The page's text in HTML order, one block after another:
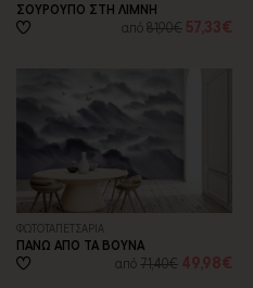
ΣΟΥΡΟΥΠΟ ΣΤΗ ΛΙΜΝΗ
από81,90€ 57,33€
ΦΩΤΟΤΑΠΕΤΣΑΡΙA
ΠΑΝΩ ΑΠΟ ΤΑ ΒΟΥΝΑ
από71,40€ 49,98€